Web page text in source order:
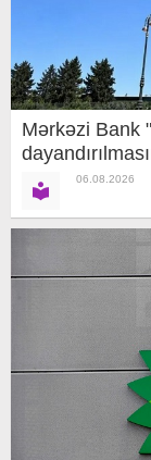
Mərkəzi Bank
06.08.2026